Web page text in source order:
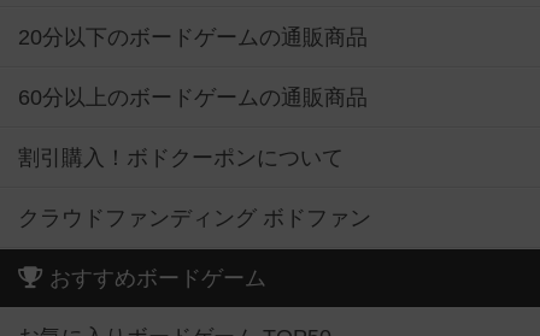
20分以下のボードゲームの通販商品
60分以上のボードゲームの通販商品
割引購入！ボドクーポンについて
クラウドファンディング ボドファン
おすすめボードゲーム